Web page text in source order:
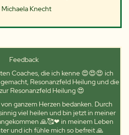
Knecht
Feedback
Coaches, die ich kenne 😍😍😍 ich
Resonanzfeld Heilung und die
Resonanzfeld Heilung 😍
ganzem Herzen bedanken. Durch
viel heilen und bin jetzt in meiner
🙏🥰❤ in meinem Leben
und ich fühle mich so befreit 🙏